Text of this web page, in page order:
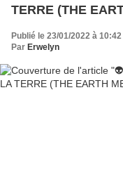
TERRE (THE
Publié le 23/01/2022 à 10:42
Par Erwelyn